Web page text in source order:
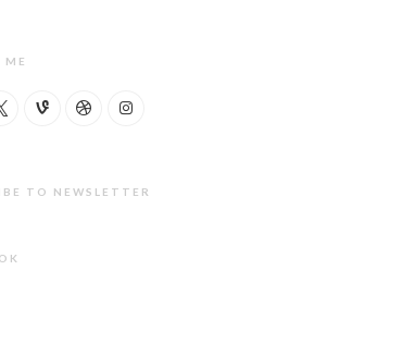
ME
TO NEWSLETTER